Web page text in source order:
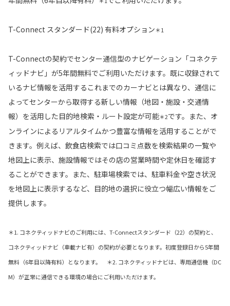
T-Connect スタンダード(22) 有料オプション＊1
T-Connectの契約でセンター通信型のナビゲーション「コネクテ
ィッドナビ」が5年間無料でご利用いただけます。既に収録されて
いるナビ情報を活用するこれまでのカーナビとは異なり、通信に
よってセンターから取得する新しい情報（地図・施設・交通情
報）を活用した目的地検索・ルート設定が可能＊2です。また、オ
ンラインによるリアルタイムかつ豊富な情報を活用することがで
きます。例えば、飲食店検索では口コミ点数を検索結果の一覧や
地図上に表示、施設情報ではその店の営業時間や定休日を確認す
ることができます。また、駐車場検索では、駐車料金や空き状況
を地図上に表示するなど、目的地の選択に役立つ幅広い情報をご
提供します。
＊1. コネクティッドナビのご利用には、T-Connectスタンダード（22）の契約と、
コネクティッドナビ（車載ナビ有）の契約が必要となります。初度登録日から5年間
無料（6年目以降有料）となります。 ＊2. コネクティッドナビは、専用通信機（DC
M）が正常に通信できる環境の場合にご利用いただけます。